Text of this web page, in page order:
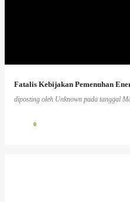
Fatalis Kebijakan Pemenuhan
diposting oleh Unknown pada tanggal
0